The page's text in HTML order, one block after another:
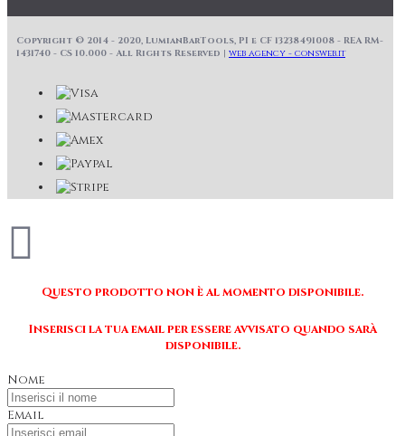
Copyright © 2014 - 2020, LumianBarTools, PI e CF 13238491008 - REA RM-
1431740 - CS 10.000 - All Rights Reserved | web agency - consweb.it
Questo prodotto non è al momento disponibile.
Inserisci la tua email per essere avvisato quando sarà
disponibile.
Nome
Email